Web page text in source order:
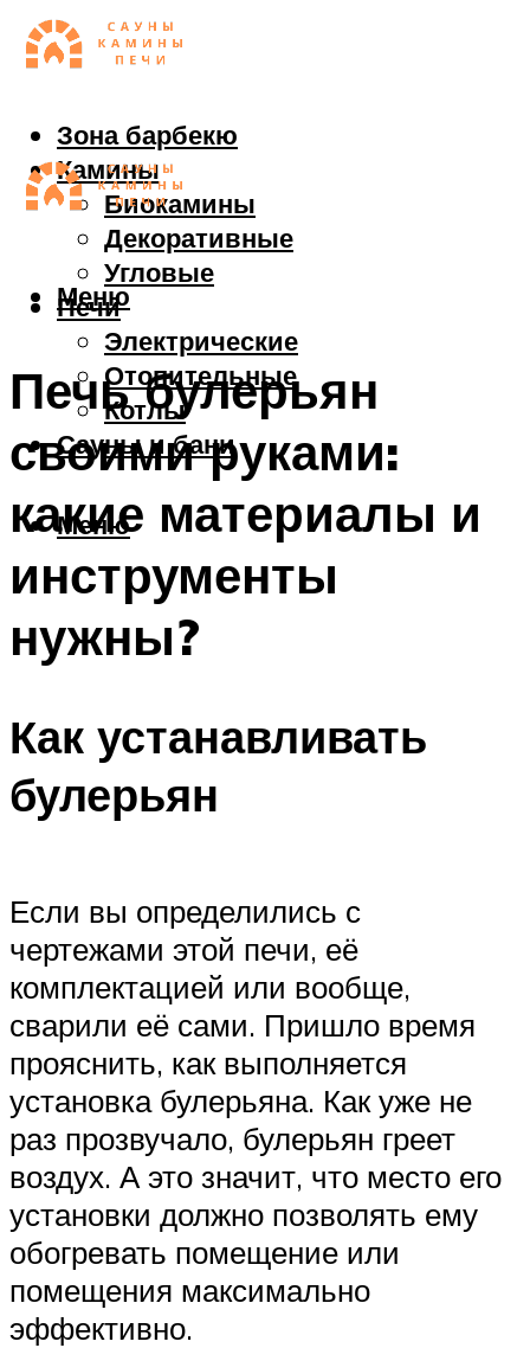
Зона барбекю
Камины
Биокамины
Декоративные
Угловые
Печи
Электрические
Отопительные
Котлы
Сауны и бани
Меню
Меню
Печь булерьян
своими руками:
какие материалы и
инструменты
нужны?
Как устанавливать
булерьян
Если вы определились с
чертежами этой печи, её
комплектацией или вообще,
сварили её сами. Пришло время
прояснить, как выполняется
установка булерьяна. Как уже не
раз прозвучало, булерьян греет
воздух. А это значит, что место его
установки должно позволять ему
обогревать помещение или
помещения максимально
эффективно.